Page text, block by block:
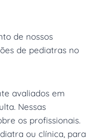
de nossos
de pediatras no
avaliados em
Nessas
os profissionais.
ou clínica, para